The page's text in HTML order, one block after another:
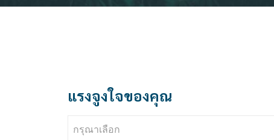
แรงจูงใจของคุณ
กรุณาเลือก